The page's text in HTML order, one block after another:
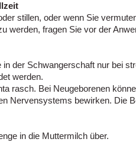
stillen, oder wenn Sie
werden, fragen Sie vor der
der Schwangerschaft nur bei
werden.
rasch. Bei Neugeborenen
Nervensystems bewirken. Die
in die Muttermilch über.